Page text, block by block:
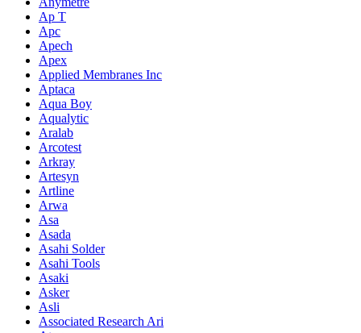
Ap T
Apc
Apech
Apex
Applied Membranes Inc
Aptaca
Aqua Boy
Aqualytic
Aralab
Arcotest
Arkray
Artesyn
Artline
Arwa
Asa
Asada
Asahi Solder
Asahi Tools
Asaki
Asker
Asli
Associated Research Ari